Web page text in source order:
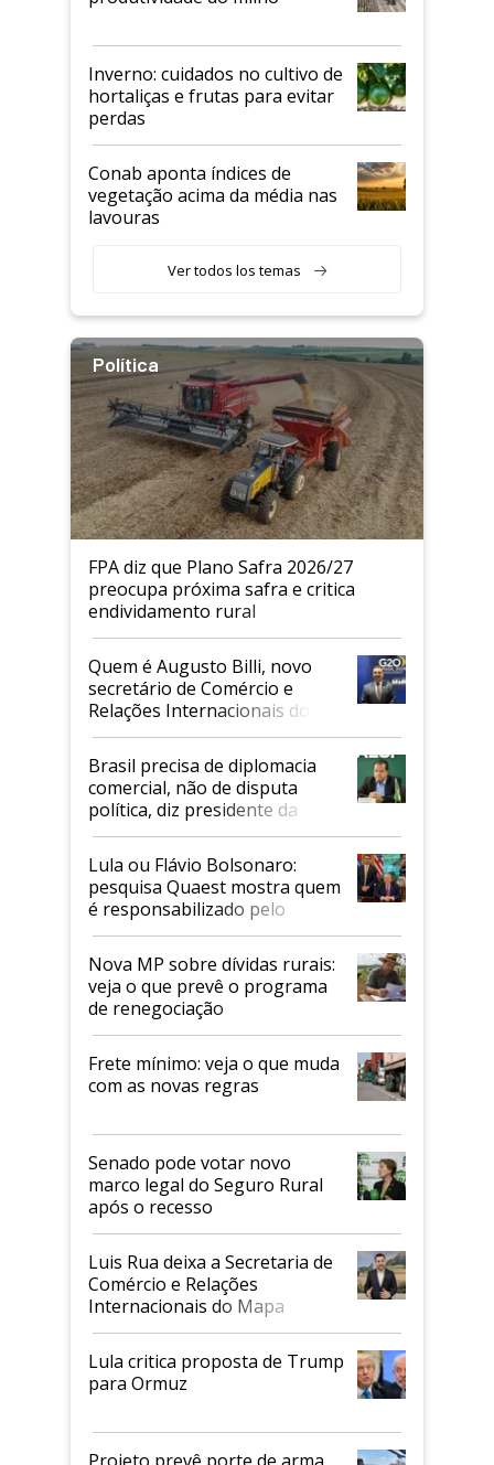
Inverno: cuidados no cultivo de
hortaliças e frutas para evitar
perdas
Conab aponta índices de
vegetação acima da média nas
lavouras
Ver todos los temas
Política
FPA diz que Plano Safra 2026/27
preocupa próxima safra e critica
endividamento rural
Quem é Augusto Billi, novo
secretário de Comércio e
Relações Internacionais do
Mapa
Brasil precisa de diplomacia
comercial, não de disputa
política, diz presidente da
Faesp
Lula ou Flávio Bolsonaro:
pesquisa Quaest mostra quem
é responsabilizado pelo
tarifaço dos EUA
Nova MP sobre dívidas rurais:
veja o que prevê o programa
de renegociação
Frete mínimo: veja o que muda
com as novas regras
Senado pode votar novo
marco legal do Seguro Rural
após o recesso
Luis Rua deixa a Secretaria de
Comércio e Relações
Internacionais do Mapa
Lula critica proposta de Trump
para Ormuz